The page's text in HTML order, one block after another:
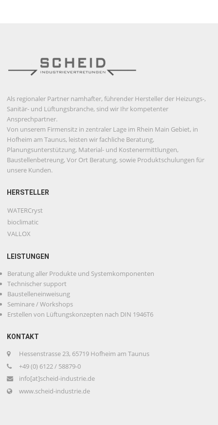
Als regionaler Partner namhafter, führender Hersteller der Heizungs-,
Sanitär- und Lüftungsbranche, sind wir Ihr kompetenter
Ansprechpartner.
Von unserem Firmensitz in zentraler Lage im Rhein Main Gebiet, in
Hofheim am Taunus, leisten wir fachliche Beratung,
Planungsunterstützung, Material- und Kostenermittlungen,
Baustellenbetreung, Vor Ort Beratung, sowie Produktschulungen für
unsere Kunden.
HERSTELLER
WATERCryst
bioclimatic
VALLOX
LEISTUNGEN
Beratung aller Produkte und Systemkomponenten
Technischer support
Baustelleneinweisung
Seminare / Workshops
Erstellen von Lüftungskonzepten nach DIN 1946T6
KONTAKT
Hessenstrasse 23, 65719 Hofheim am Taunus
+49 (0) 6122 / 58879-0
info[at]scheid-industrie.de
www.scheid-industrie.de